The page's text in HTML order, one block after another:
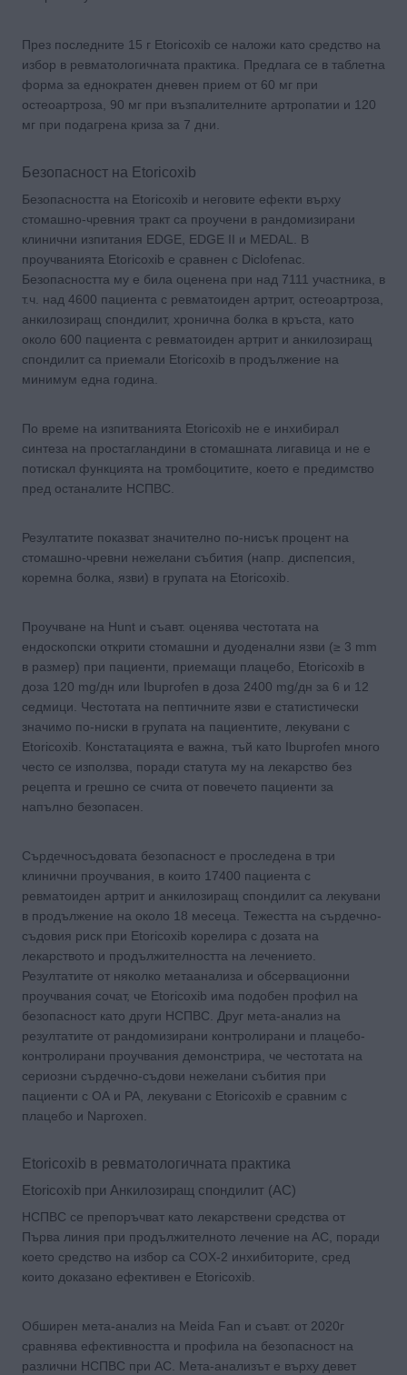
През последните 15 г Etoricoxib се наложи като средство на
избор в ревматологичната практика. Предлага се в таблетна
форма за еднократен дневен прием от 60 мг при
остеоартроза, 90 мг при възпалителните артропатии и 120
мг при подагрена криза за 7 дни.
Безопасност на Etoricoxib
Безопасността на Etoricoxib и неговите ефекти върху
стомашно-чревния тракт са проучени в рандомизирани
клинични изпитания EDGE, EDGE II и MEDAL. В
проучванията Etoricoxib е сравнен с Diclofenac.
Безопасността му е била оценена при над 7111 участника, в
т.ч. над 4600 пациента с ревматоиден артрит, остеoартроза,
анкилозиращ спондилит, хронична болка в кръста, като
около 600 пациента с ревматоиден артрит и анкилозиращ
спондилит са приемали Etoricoxib в продължение на
минимум една година.
По време на изпитванията Etoricoxib не е инхибирал
синтеза на простагландини в стомашната лигавица и не е
потискал функцията на тромбоцитите, което е предимство
пред останалите НСПВС.
Резултатите показват значително по-нисък процент на
стомашно-чревни нежелани събития (напр. диспепсия,
коремна болка, язви) в групата на Etoricoxib.
Проучване на Hunt и съавт. оценява честотата на
ендоскопски открити стомашни и дуоденални язви (≥ 3 mm
в размер) при пациенти, приемащи плацебо, Etoricoxib в
доза 120 mg/дн или Ibuprofen в доза 2400 mg/дн за 6 и 12
седмици. Честотата на пептичните язви e статистически
значимо по-ниски в групата на пациентите, лекувани с
Etoricoxib. Констатацията е важна, тъй като Ibuprofen много
често се използва, поради статута му на лекарство без
рецепта и грешно се счита от повечето пациенти за
напълно безопасен.
Сърдечносъдовата безопасност е проследена в три
клинични проучвания, в които 17400 пациента с
ревматоиден артрит и анкилозиращ спондилит са лекувани
в продължение на около 18 месеца. Тежестта на сърдечно-
съдовия риск при Etoricoxib корелира с дозата на
лекарството и продължителността на лечението.
Резултатите от няколко метаанализa и обсервационни
проучвания сочат, че Etoricoxib има подобен профил на
безопасност като други НСПВС. Друг мета-анализ на
резултатите от рандомизирани контролирани и плацебо-
контролирани проучвания демонстрира, че честотата на
сериозни сърдечно-съдови нежелани събития при
пациенти с ОА и РА, лекувани с Etoricoxib е сравним с
плацебо и Naproxen.
Etoricoxib в ревматологичната практика
Etoricoxib при Анкилозиращ спондилит (АС)
НСПВС се препоръчват като лекарствени средства от
Първа линия при продължителното лечение на АС, поради
което средство на избор са COX-2 инхибиторите, сред
които доказано ефективен е Etoricoxib.
Обширен мета-анализ на Meida Fan и съавт. от 2020г
сравнява ефективността и профила на безопасност на
различни НСПВС при АС. Мета-анализът е върху девет